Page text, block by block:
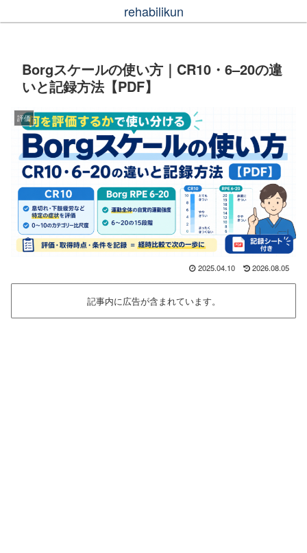
rehabilikun
Borgスケールの使い方｜CR10・6–20の違
いと記録方法【PDF】
評価
2025.04.10 2026.08.05
記事内に広告が含まれています。